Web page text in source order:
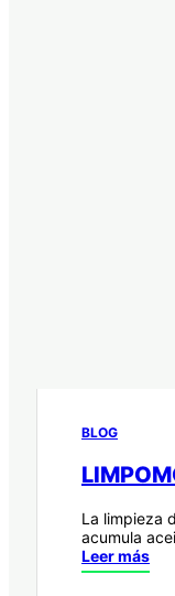
BLOG
La limpieza
acumula
Leer más